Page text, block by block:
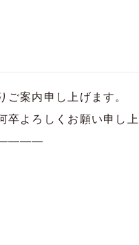
案内申し上げます。
卒よろしくお願い申し